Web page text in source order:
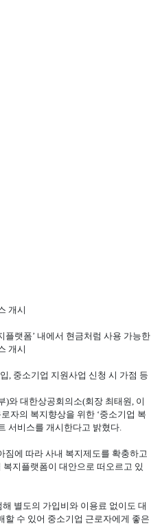
개시
플랫폼’ 내에서 현금처럼 사용 가능한
개시
, 중소기업 지원사업 신청 시 가점 등
)와 대한상공회의소(회장 최태원, 이
자의 복지향상을 위한 ‘중소기업 복
서비스를 개시한다고 밝혔다.
짐에 따라 사내 복지제도를 확충하고
지플랫폼이 대안으로 떠오르고 있
별도의 가입비와 이용료 없이도 대
할 수 있어 중소기업 근로자에게 좋은